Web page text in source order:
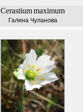
Cerastiummaximum
Галина Чуланова